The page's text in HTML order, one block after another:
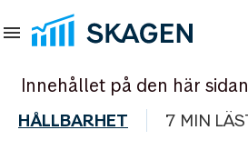
Innehållet på den här
HÅLLBARHET 7 MIN